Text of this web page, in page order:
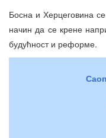
Босна и Херцеговина
начин да се крене
будућност и реформе.